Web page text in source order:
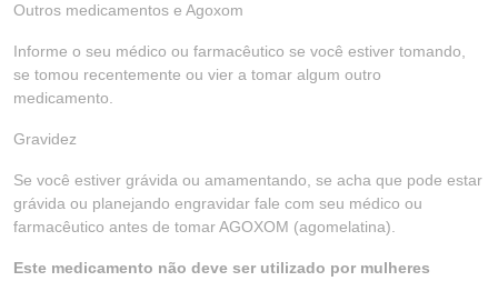
Outros medicamentos e Agoxom
Informe o seu médico ou farmacêutico se você estiver tomando,
se tomou recentemente ou vier a tomar algum outro
medicamento.
Gravidez
Se você estiver grávida ou amamentando, se acha que pode estar
grávida ou planejando engravidar fale com seu médico ou
farmacêutico antes de tomar AGOXOM (agomelatina).
Este medicamento não deve ser utilizado por mulheres